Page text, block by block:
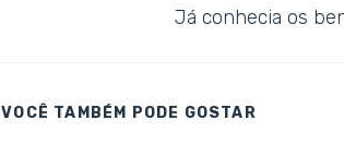
Já conhecia os
VOCÊ TAMBÉM PODE GOSTAR